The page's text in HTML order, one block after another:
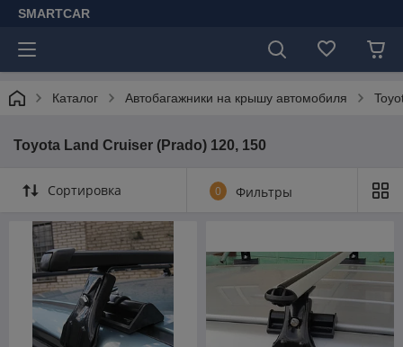
SMARTCAR
Каталог Автобагажники на крышу автомобиля
Toyota Land Cruiser (Prado) 120, 150
Сортировка 0 Фильтры